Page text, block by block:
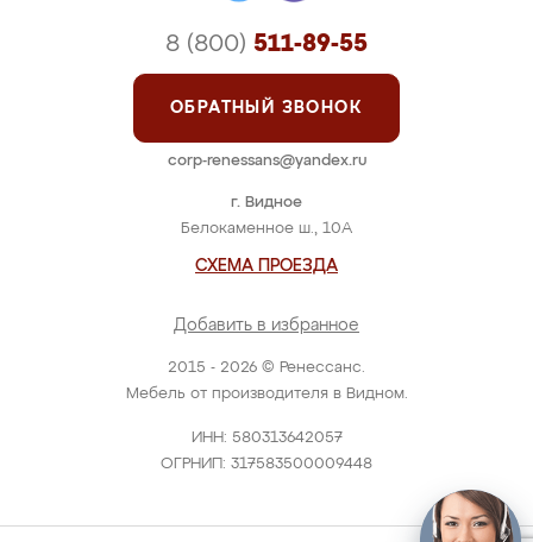
2015 - 2026 © Ренессанс.
Мебель от производителя в Видном.
ИНН: 580313642057
ОГРНИП: 317583500009448
г. Видное
Белокаменное ш., 10А
СХЕМА ПРОЕЗДА
Добавить в избранное
8 (800) 511-89-55
ОБРАТНЫЙ ЗВОНОК
corp-renessans@yandex.ru